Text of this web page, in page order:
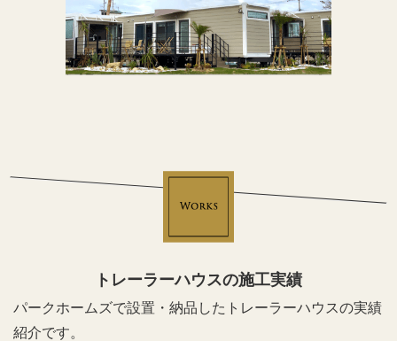
トレーラーハウスの施工実績
パークホームズで設置・納品したトレーラーハウスの実績
紹介です。